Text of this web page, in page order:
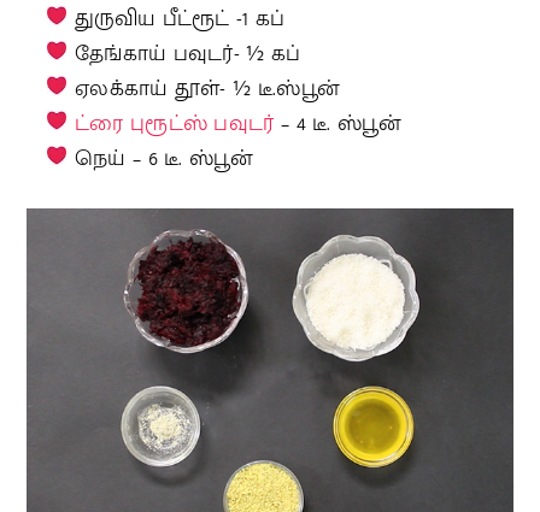
துருவிய பீட்ரூட் -1 கப்
தேங்காய் பவுடர்- ½ கப்
ஏலக்காய் தூள்- ½ டீ.ஸ்பூன்
ட்ரை புரூட்ஸ் பவுடர் – 4 டீ. ஸ்பூன்
நெய் – 6 டீ. ஸ்பூன்